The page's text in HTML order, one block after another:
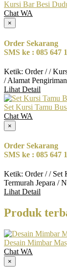
Kursi Bar Besi
Chat WA
×
Order Sekarang
SMS ke : 085 647
Ketik: Order / /
/ Alamat Pengiriman
Lihat Detail
Set Kursi Tamu
Chat WA
×
Order Sekarang
SMS ke : 085 647
Ketik: Order / / Set
Termurah Jepara /
Lihat Detail
Produk
Desain Mimbar
Chat WA
×